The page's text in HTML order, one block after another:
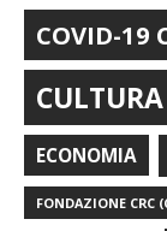
COVID-19
CULTURA
ECONOMIA
FONDAZIONE CRC